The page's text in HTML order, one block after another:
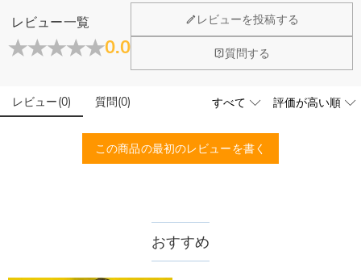
年を問わず、日常・デート・お買い物・旅行・パーティなど、さまざまなシー
ンで活躍します。
誕生日・記念日・各種お祝いに最適なギフトとしても人気。
閉じる
レビュー一覧
0.0
レビューを投稿する
質問する
レビュー(0) 質問(0)
この商品の最初のレビューを書く
ジュエリーについて
店頭や実店舗とかありますか？
店舗に費やす家賃や保険、人的労力等のコストを節約して、商
営しております。
輝きと高い硬度を誇る最高級品質グレード5Aのキューピッド
ジルコニアを使用しており、その中でも専門の職人によるカッ
トを施し、最上級位のスーパーキュービックジルコニアとなり
こちらの商品を身に付けると、肌が緑色に変色しま
いいえ、肌を緑色に変色させたのは真鍮や銅が含まれた製品で
送料は配送方法によって異なります。通常配送は送料が1,620
円で、11,700円以上で無料になります。速達配送は送料が
4,680円になります。ご注文金額が25,200以上なら速達配送も
注文した商品はいつ届きますか？
おすすめ